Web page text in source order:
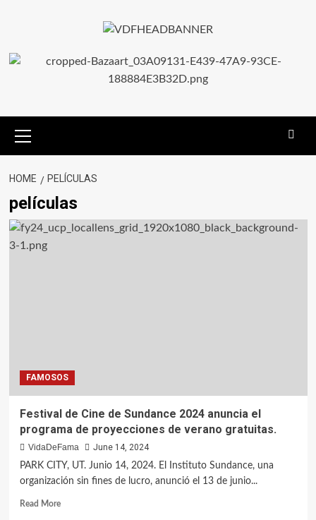
HOME PELÍCULAS
películas
FAMOSOS
Festival de Cine de Sundance 2024 anuncia el
programa de proyecciones de verano gratuitas.
VidaDeFama
June 14, 2024
PARK CITY, UT. Junio 14, 2024. El Instituto Sundance, una
organización sin fines de lucro, anunció el 13 de junio...
Read More